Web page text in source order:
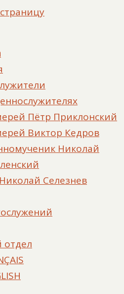
Пётр Приклонский
Виктор Кедров
Николай
Селезнев
отдел